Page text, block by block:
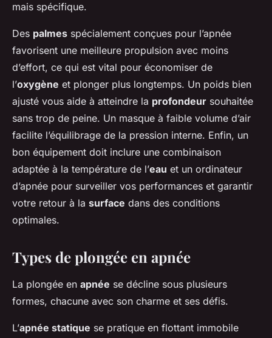
mais spécifique.
Des palmes spécialement conçues pour l’apnée
favorisent une meilleure propulsion avec moins
d’effort, ce qui est vital pour économiser de
l’oxygène et plonger plus longtemps. Un poids bien
ajusté vous aide à atteindre la profondeur souhaitée
sans trop de peine. Un masque à faible volume d’air
facilite l’équilibrage de la pression interne. Enfin, un
bon équipement doit inclure une combinaison
adaptée à la température de l’eau et un ordinateur
d’apnée pour surveiller vos performances et garantir
votre retour à la surface dans des conditions
optimales.
Types de plongée en apnée
La plongée en apnée se décline sous plusieurs
formes, chacune avec son charme et ses défis.
L’apnée statique se pratique en flottant immobile